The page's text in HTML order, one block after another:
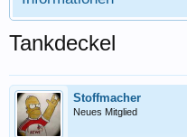
Tankdeckel
Stoffmacher
Neues Mitglied